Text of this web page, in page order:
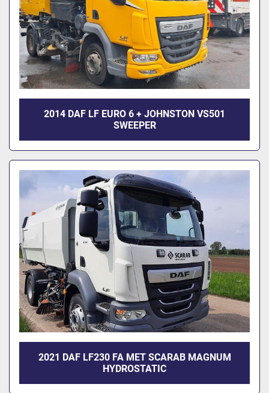
2014 DAF LF EURO 6 + JOHNSTON VS501
SWEEPER
2021 DAF LF230 FA MET SCARAB MAGNUM
HYDROSTATIC